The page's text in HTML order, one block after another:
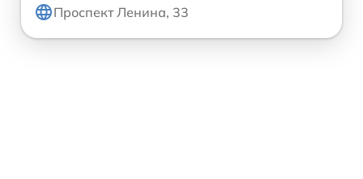
Проспект Ленина, 33